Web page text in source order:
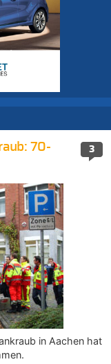
3
70-
in Aachen hat